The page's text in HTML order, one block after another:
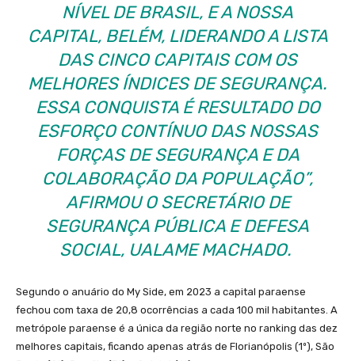
NÍVEL DE BRASIL, E A NOSSA
CAPITAL, BELÉM, LIDERANDO A LISTA
DAS CINCO CAPITAIS COM OS
MELHORES ÍNDICES DE SEGURANÇA.
ESSA CONQUISTA É RESULTADO DO
ESFORÇO CONTÍNUO DAS NOSSAS
FORÇAS DE SEGURANÇA E DA
COLABORAÇÃO DA POPULAÇÃO”,
AFIRMOU O SECRETÁRIO DE
SEGURANÇA PÚBLICA E DEFESA
SOCIAL, UALAME MACHADO.
Segundo o anuário do My Side, em 2023 a capital paraense
fechou com taxa de 20,8 ocorrências a cada 100 mil habitantes. A
metrópole paraense é a única da região norte no ranking das dez
melhores capitais, ficando apenas atrás de Florianópolis (1º), São